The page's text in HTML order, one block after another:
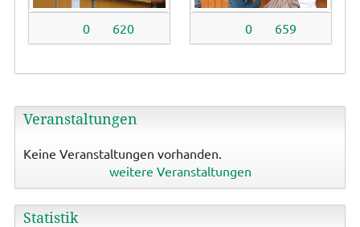
0 620 0 659
Veranstaltungen
Keine Veranstaltungen vorhanden.
weitere Veranstaltungen
Statistik